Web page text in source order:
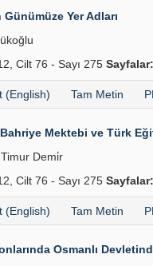
Günümüze Yer Adları
Cilt 76 - Sayı 275 Sayfalar:
(English) Tam Metin
Mektebi ve Türk
Demi̇r
Cilt 76 - Sayı 275 Sayfalar:
(English) Tam Metin
Osmanlı